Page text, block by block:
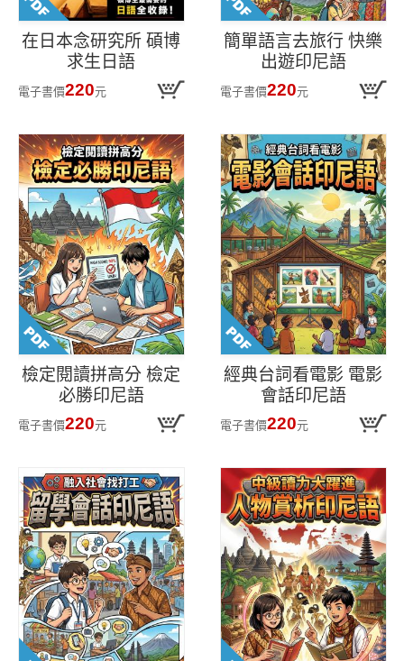
在日本念研究所 碩博
求生日語
電子書價220元
簡單語言去旅行 快樂
出遊印尼語
電子書價220元
檢定閱讀拼高分 檢定
必勝印尼語
電子書價220元
經典台詞看電影 電影
會話印尼語
電子書價220元